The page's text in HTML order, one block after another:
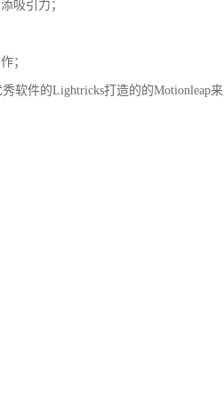
吸引力；
；
软件的Lightricks打造的的Motionleap